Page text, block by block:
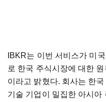
IBKR는 이번 서비스가 미
로 한국 주식시장에 대한
이라고 밝혔다. 회사는 한
기술 기업이 밀집한 아시아